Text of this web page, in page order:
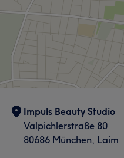
Impuls Beauty Studio
Valpichlerstraße 80
80686 München, Laim